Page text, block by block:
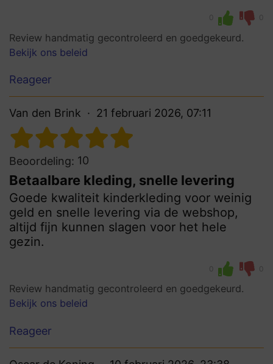
0 0
Review handmatig gecontroleerd en goedgekeurd.
Bekijk ons beleid
Reageer
Van den Brink 21 februari 2026, 07:11
Beoordeling: 10
Betaalbare kleding, snelle levering
Goede kwaliteit kinderkleding voor weinig
geld en snelle levering via de webshop,
altijd fijn kunnen slagen voor het hele
gezin.
0 0
Review handmatig gecontroleerd en goedgekeurd.
Bekijk ons beleid
Reageer